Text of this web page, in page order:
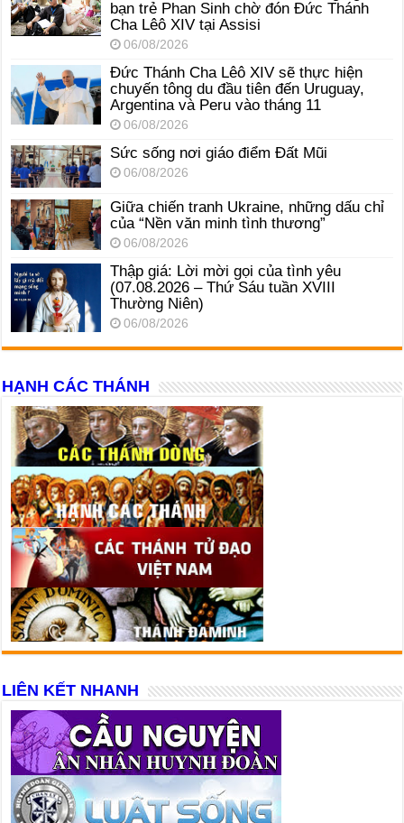
bạn trẻ Phan Sinh chờ đón Đức Thánh
Cha Lêô XIV tại Assisi
06/08/2026
Đức Thánh Cha Lêô XIV sẽ thực hiện
chuyến tông du đầu tiên đến Uruguay,
Argentina và Peru vào tháng 11
06/08/2026
Sức sống nơi giáo điểm Đất Mũi
06/08/2026
Giữa chiến tranh Ukraine, những dấu chỉ
của “Nền văn minh tình thương”
06/08/2026
Thập giá: Lời mời gọi của tình yêu
(07.08.2026 – Thứ Sáu tuần XVIII
Thường Niên)
06/08/2026
HẠNH CÁC THÁNH
LIÊN KẾT NHANH